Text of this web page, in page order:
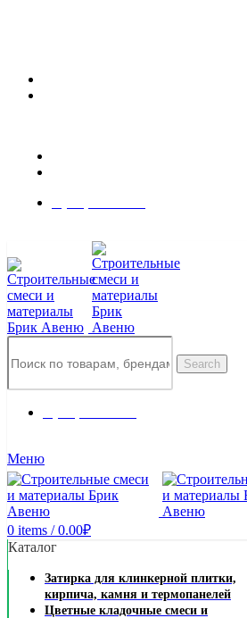
Search
Меню
0 items / 0.00₽
Каталог
Затирка для клинкерной плитки,
кирпича, камня и термопанелей
Цветные кладочные смеси и